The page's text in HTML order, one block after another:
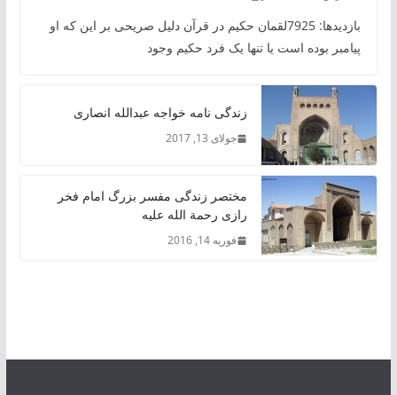
بازدیدها: 7925لقمان حکیم در قرآن دلیل صریحی بر این که او
پیامبر بوده است یا تنها یک فرد حکیم وجود
زندگی نامه خواجه عبدالله انصاری
جولای 13, 2017
مختصر زندگی مفسر بزرگ امام فخر
رازی رحمة الله علیه
فوریه 14, 2016